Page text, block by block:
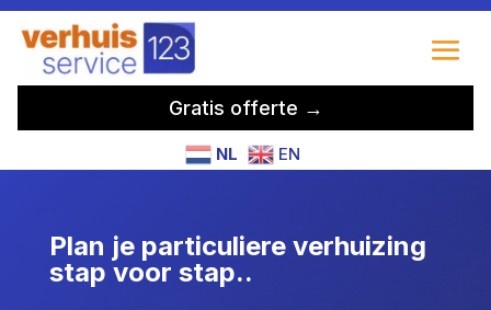
Gratis offerte →
NL EN
Plan je particuliere verhuizing
stap voor stap.​.